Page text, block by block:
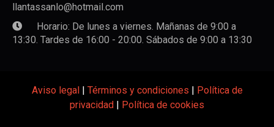
llantassanlo@hotmail.com
Horario: De lunes a viernes. Mañanas de 9:00 a
13:30. Tardes de 16:00 - 20:00. Sábados de 9:00 a 13:30
Aviso legal| Términos y condiciones | Política de
privacidad | Política de cookies